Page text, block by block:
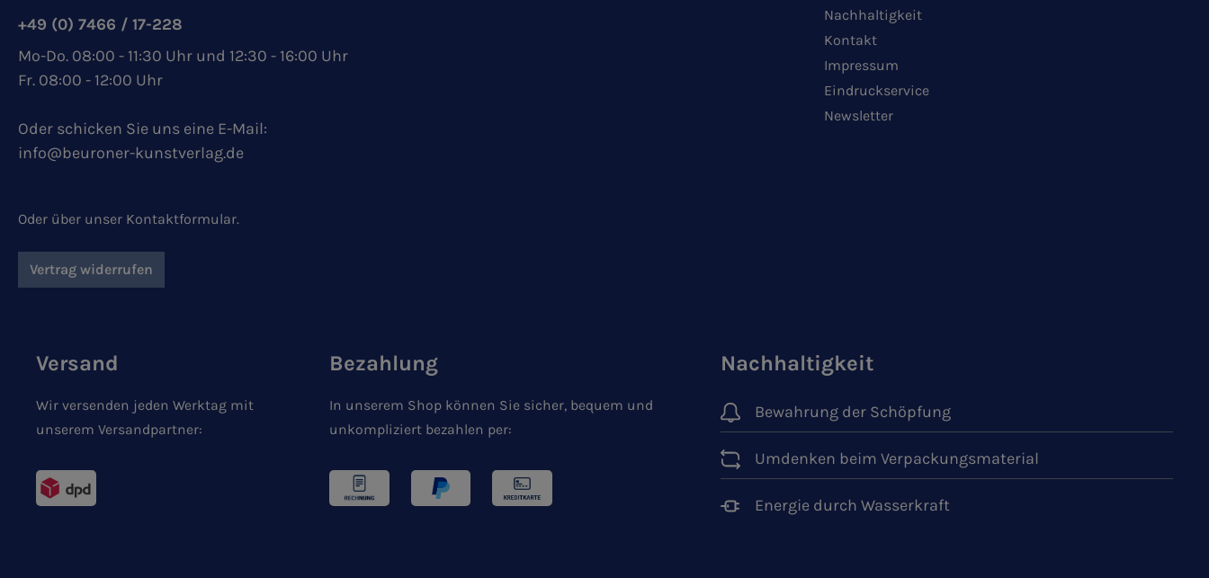
+49 (0) 7466 / 17-228
Mo-Do. 08:00 - 11:30 Uhr und 12:30 - 16:00 Uhr
Fr. 08:00 - 12:00 Uhr
Oder schicken Sie uns eine E-Mail:
info@beuroner-kunstverlag.de
Oder über unser Kontaktformular.
Vertrag widerrufen
Nachhaltigkeit
Kontakt
Impressum
Eindruckservice
Newsletter
Versand
Wir versenden jeden Werktag mit
unserem Versandpartner:
Bezahlung
In unserem Shop können Sie sicher, bequem und
unkompliziert bezahlen per:
Nachhaltigkeit
Bewahrung der Schöpfung
Umdenken beim Verpackungsmaterial
Energie durch Wasserkraft